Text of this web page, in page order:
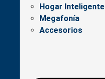
Hogar Inteligente
Megafonía
Accesorios